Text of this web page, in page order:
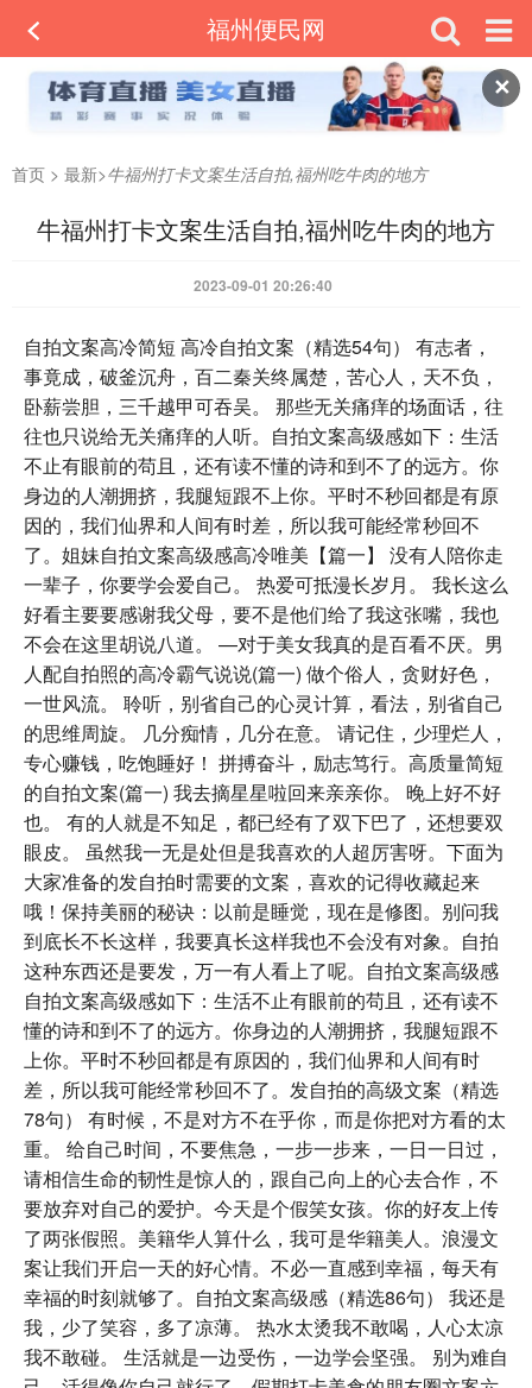
✕
福州便民网
首页 > 最新>牛福州打卡文案生活自拍,福州吃牛肉的地方
牛福州打卡文案生活自拍,福州吃牛肉的地方
2023-09-01 20:26:40
自拍文案高冷简短 高冷自拍文案（精选54句） 有志者，
事竟成，破釜沉舟，百二秦关终属楚，苦心人，天不负，
卧薪尝胆，三千越甲可吞吴。 那些无关痛痒的场面话，往
往也只说给无关痛痒的人听。自拍文案高级感如下：生活
不止有眼前的苟且，还有读不懂的诗和到不了的远方。你
身边的人潮拥挤，我腿短跟不上你。平时不秒回都是有原
因的，我们仙界和人间有时差，所以我可能经常秒回不
了。姐妹自拍文案高级感高冷唯美【篇一】 没有人陪你走
一辈子，你要学会爱自己。 热爱可抵漫长岁月。 我长这么
好看主要要感谢我父母，要不是他们给了我这张嘴，我也
不会在这里胡说八道。 —对于美女我真的是百看不厌。男
人配自拍照的高冷霸气说说(篇一) 做个俗人，贪财好色，
一世风流。 聆听，别省自己的心灵计算，看法，别省自己
的思维周旋。 几分痴情，几分在意。 请记住，少理烂人，
专心赚钱，吃饱睡好！ 拼搏奋斗，励志笃行。高质量简短
的自拍文案(篇一) 我去摘星星啦回来亲亲你。 晚上好不好
也。 有的人就是不知足，都已经有了双下巴了，还想要双
眼皮。 虽然我一无是处但是我喜欢的人超厉害呀。下面为
大家准备的发自拍时需要的文案，喜欢的记得收藏起来
哦！保持美丽的秘诀：以前是睡觉，现在是修图。别问我
到底长不长这样，我要真长这样我也不会没有对象。自拍
这种东西还是要发，万一有人看上了呢。自拍文案高级感
自拍文案高级感如下：生活不止有眼前的苟且，还有读不
懂的诗和到不了的远方。你身边的人潮拥挤，我腿短跟不
上你。平时不秒回都是有原因的，我们仙界和人间有时
差，所以我可能经常秒回不了。发自拍的高级文案（精选
78句） 有时候，不是对方不在乎你，而是你把对方看的太
重。 给自己时间，不要焦急，一步一步来，一日一日过，
请相信生命的韧性是惊人的，跟自己向上的心去合作，不
要放弃对自己的爱护。今天是个假笑女孩。你的好友上传
了两张假照。美籍华人算什么，我可是华籍美人。浪漫文
案让我们开启一天的好心情。不必一直感到幸福，每天有
幸福的时刻就够了。自拍文案高级感（精选86句） 我还是
我，少了笑容，多了凉薄。 热水太烫我不敢喝，人心太凉
我不敢碰。 生活就是一边受伤，一边学会坚强。 别为难自